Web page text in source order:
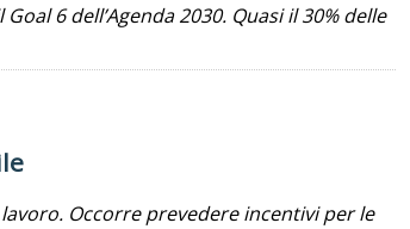
6 dell’Agenda 2030. Quasi il 30% delle
Occorre prevedere incentivi per le